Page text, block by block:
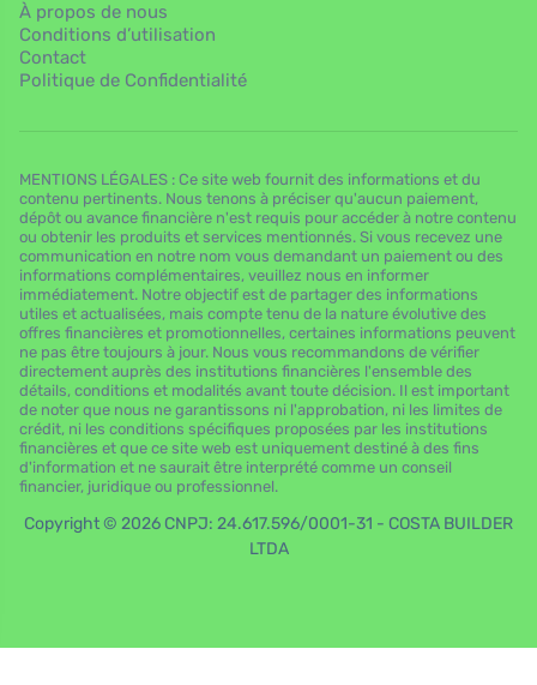
À propos de nous
Conditions d’utilisation
Contact
Politique de Confidentialité
MENTIONS LÉGALES : Ce site web fournit des informations et du
contenu pertinents. Nous tenons à préciser qu'aucun paiement,
dépôt ou avance financière n'est requis pour accéder à notre contenu
ou obtenir les produits et services mentionnés. Si vous recevez une
communication en notre nom vous demandant un paiement ou des
informations complémentaires, veuillez nous en informer
immédiatement. Notre objectif est de partager des informations
utiles et actualisées, mais compte tenu de la nature évolutive des
offres financières et promotionnelles, certaines informations peuvent
ne pas être toujours à jour. Nous vous recommandons de vérifier
directement auprès des institutions financières l'ensemble des
détails, conditions et modalités avant toute décision. Il est important
de noter que nous ne garantissons ni l'approbation, ni les limites de
crédit, ni les conditions spécifiques proposées par les institutions
financières et que ce site web est uniquement destiné à des fins
d'information et ne saurait être interprété comme un conseil
financier, juridique ou professionnel.
Copyright © 2026 CNPJ: 24.617.596/0001-31 - COSTA BUILDER
LTDA